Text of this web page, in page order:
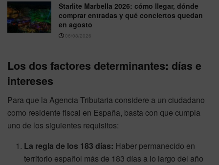
Starlite Marbella 2026: cómo llegar, dónde
comprar entradas y qué conciertos quedan
en agosto
06/08/2026
Los dos factores determinantes: días e
intereses
Para que la Agencia Tributaria considere a un ciudadano
como residente fiscal en España, basta con que cumpla
uno de los siguientes requisitos:
La regla de los 183 días: Haber permanecido en
territorio español más de 183 días a lo largo del año